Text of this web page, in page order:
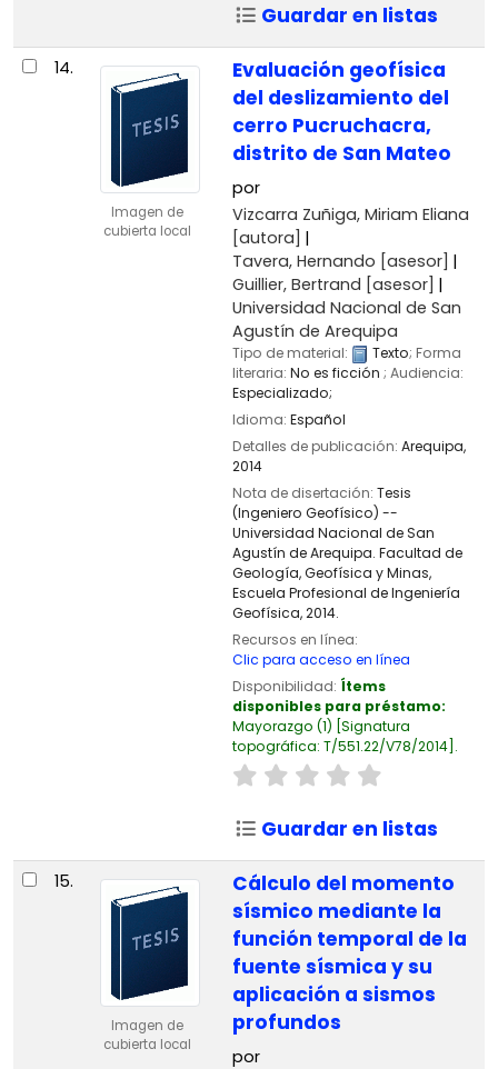
Guardar en listas
14.
Imagen de
cubierta local
Evaluación geofísica
del deslizamiento del
cerro Pucruchacra,
distrito de San Mateo
por
Vizcarra Zuñiga, Miriam Eliana
[autora]
Tavera, Hernando [asesor]
Guillier, Bertrand [asesor]
Universidad Nacional de San
Agustín de Arequipa
Tipo de material: Texto; Forma
literaria: No es ficción ; Audiencia:
Especializado;
Idioma: Español
Detalles de publicación: Arequipa,
2014
Nota de disertación: Tesis
(Ingeniero Geofísico) --
Universidad Nacional de San
Agustín de Arequipa. Facultad de
Geología, Geofísica y Minas,
Escuela Profesional de Ingeniería
Geofísica, 2014.
Recursos en línea:
Clic para acceso en línea
Disponibilidad: Ítems
disponibles para préstamo:
Mayorazgo (1) Signatura
topográfica: T/551.22/V78/2014 .
Guardar en listas
15.
Imagen de
cubierta local
Cálculo del momento
sísmico mediante la
función temporal de la
fuente sísmica y su
aplicación a sismos
profundos
por